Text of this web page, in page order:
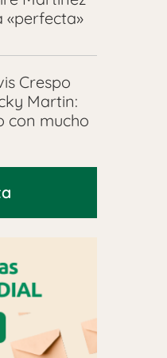
«perfecta»
Crespo
Martin:
con mucho